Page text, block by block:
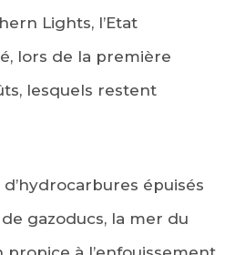
Lights, l’Etat
lors de la première
lesquels restent
épuisés
gazoducs, la mer du